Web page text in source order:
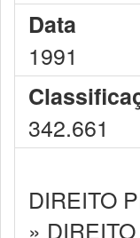
Data
1991
342.661
DIREITO
»